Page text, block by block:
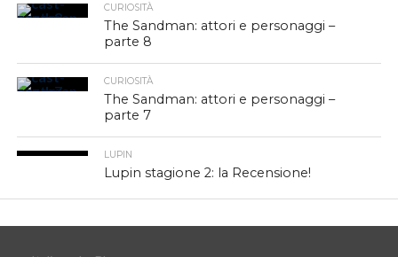
CURIOSITÀ
The Sandman: attori e personaggi –
parte 8
CURIOSITÀ
The Sandman: attori e personaggi –
parte 7
LUPIN
Lupin stagione 2: la Recensione!